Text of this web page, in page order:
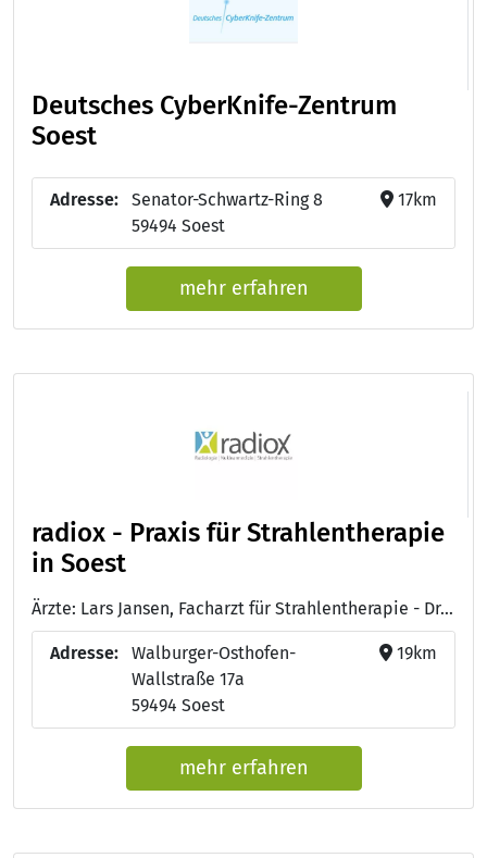
Deutsches CyberKnife-Zentrum
Soest
Adresse:
Senator-Schwartz-Ring 8
59494 Soest
17km
mehr erfahren
radiox - Praxis für Strahlentherapie
in Soest
Ärzte: Lars Jansen, Facharzt für Strahlentherapie - Dr. med. Roland Kramer, Facharzt für Strahlentherapie und Palliativmedizin - Dr. med Jörg Haferanke, Facharzt für Strahlentherapie - Dr. med Michael Bieker, Facharzt für Strahlentherapie - Janko Juricko, Facharzt für Strahlentherapie - Dr. med Steffen Grund, Facharzt für Strahlentherapie - Dr. med. Dipl. Phys. Karin Höfling-Pfirrmann, Facharzt für Strahlentherapie und Palliativmedizin - Dr. med. Kamal Nashwan, Facharzt für Strahlentherapie und Radiologie - Dr. med. Christian Schröder, Facharzt für Strahlentherapie, Innere Medizin, Palliativmedizin - Dr. med. Thilo Vormann, Facharzt für Strahlentherapie und Radiologische Diagnostik, Palliativmedizin - Dr. Petra Benkel, Facharzt für Strahlentherapie
Adresse:
Walburger-Osthofen-
Wallstraße 17a
59494 Soest
19km
mehr erfahren